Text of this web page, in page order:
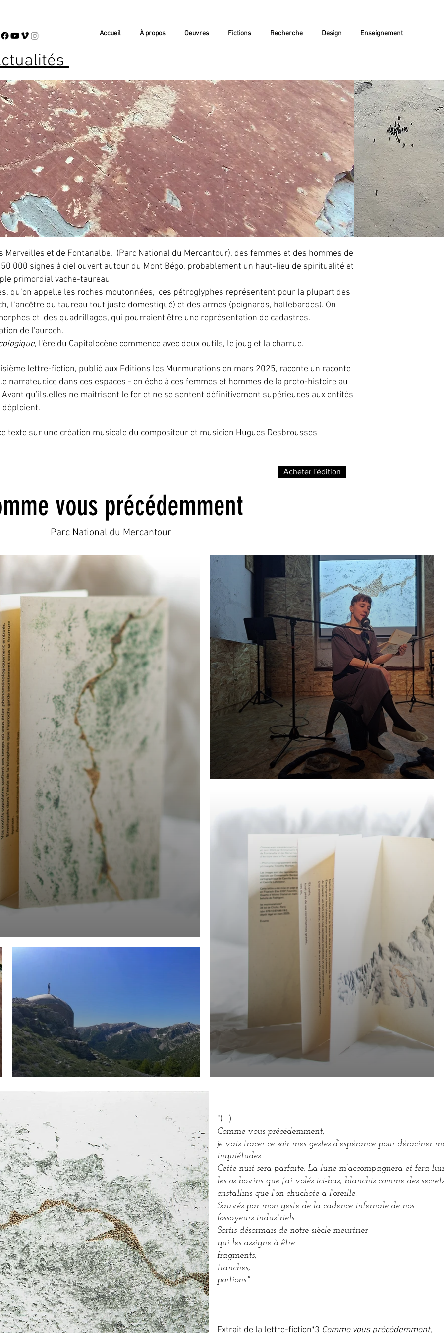
Accueil À propos Oeuvres Fictions Recherche Design Enseignement
Merveilles et de Fontanalbe, (Parc National du Mercantour), des femmes et des hommes de
000 signes à ciel ouvert autour du Mont Bégo, probablement un haut-lieu de spiritualité et
primordial vache-taureau.
qu’on appelle les roches moutonnées, ces pétroglyphes représentent pour la plupart des
l’ancêtre du taureau tout juste domestiqué) et des armes (poignards, hallebardes). On
et des quadrillages, qui pourraient être une représentation de cadastres.
de l'auroch.
, l'ère du Capitalocène commence avec deux outils, le joug et la charrue.
lettre-fiction, publié aux Editions les Murmurations en mars 2025, raconte un raconte
narrateur.ice dans ces espaces - en écho à ces femmes et hommes de la proto-histoire au
qu’ils.elles ne maîtrisent le fer et ne se sentent définitivement supérieur.es aux entités
déploient.
texte sur une création musicale du compositeur et musicien Hugues Desbrousses
Acheter l'édition
vous précédemment
Parc National du Mercantour
"(....)
Comme vous précédemment,
je vais tracer ce soir mes gestes d’espérance pour déraciner
inquiétudes.
Cette nuit sera parfaite. La lune m’accompagnera et fera
les os bovins que j’ai volés ici-bas, blanchis comme des secrets
cristallins que l’on chuchote à l’oreille.
Sauvés par mon geste de la cadence infernale de nos
fossoyeurs industriels.
Sortis désormais de notre siècle meurtrier
qui les assigne à être
fragments,
tranches,
portions."
Extrait de la lettre-fiction*3 Comme vous précédemment,